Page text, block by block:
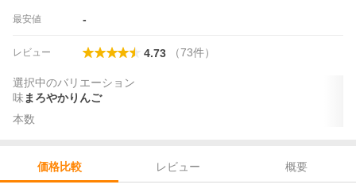
最安値 -
レビュー 4.73 （73件）
選択中のバリエーション
味 まろやかりんご
本数
価格比較 レビュー
概要